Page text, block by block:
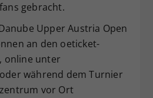
gebracht.
Upper Austria Open
an den oeticket-
online unter
oder während dem Turnier
vor Ort